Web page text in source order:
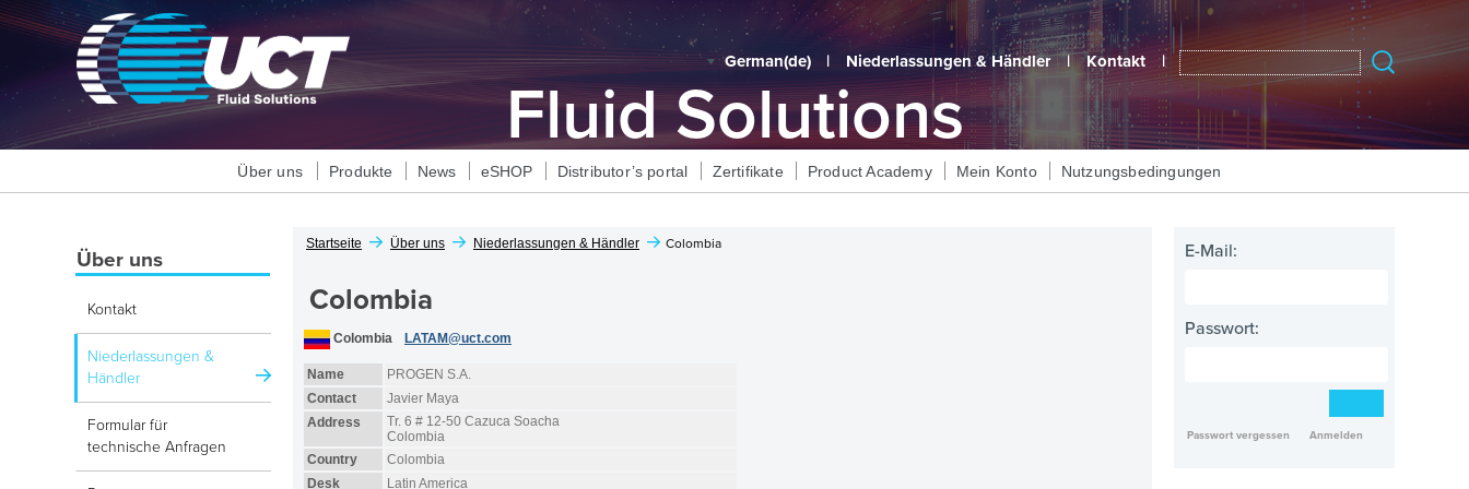
German‎(de)‎ | Niederlassungen & Händler | Kontakt |
Fluid Solutions
Über uns Produkte News eSHOP Distributor’s portal Zertifikate Product Academy Mein Konto Nutzungsbedingungen
Über uns
Kontakt
Niederlassungen &
Händler
Formular für
technische Anfragen
Startseite Über uns Niederlassungen & Händler Colombia
Colombia
Colombia LATAM@uct.com
Name
PROGEN S.A.
Contact
Javier Maya
Address
Tr. 6 # 12-50 Cazuca Soacha
Colombia
Country
Colombia
Desk
Latin America
E-Mail:
Passwort:
Passwort vergessen Anmelden